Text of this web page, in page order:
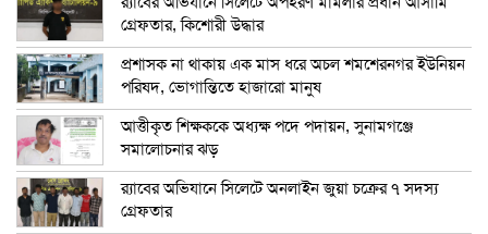
গ্রেফতার, কিশোরী উদ্ধার
প্রশাসক না থাকায় এক মাস ধরে অচল শমশেরনগর ইউনিয়ন
পরিষদ, ভোগান্তিতে হাজারো মানুষ
আত্তীকৃত শিক্ষককে অধ্যক্ষ পদে পদায়ন, সুনামগঞ্জে
সমালোচনার ঝড়
র‍্যাবের অভিযানে সিলেটে অনলাইন জুয়া চক্রের ৭ সদস্য
গ্রেফতার